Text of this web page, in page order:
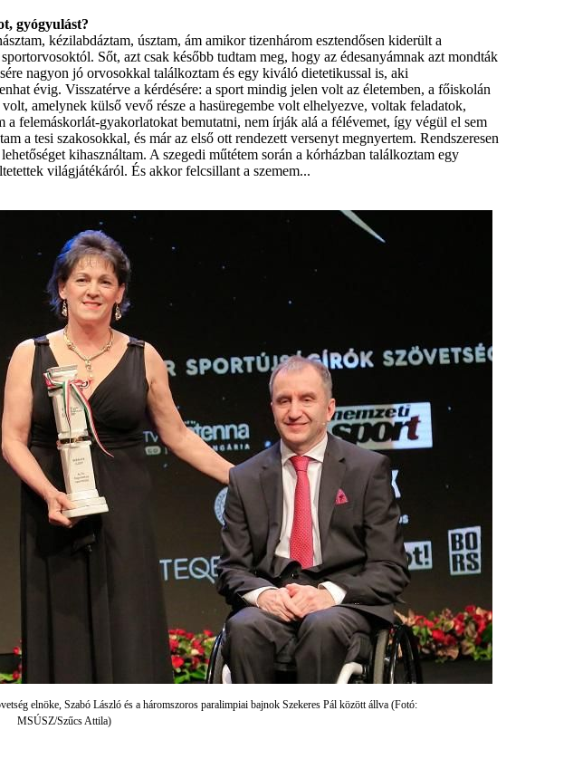
gyógyulást?
kézilabdáztam, úsztam, ám amikor tizenhárom esztendősen kiderült a
Sőt, azt csak később tudtam meg, hogy az édesanyámnak azt mondták
nagyon jó orvosokkal találkoztam és egy kiváló dietetikussal is, aki
évig. Visszatérve a kérdésére: a sport mindig jelen volt az életemben, a főiskolán
amelynek külső vevő része a hasüregembe volt elhelyezve, voltak feladatok,
felemáskorlát-gyakorlatokat bemutatni, nem írják alá a félévemet, így végül el sem
a tesi szakosokkal, és már az első ott rendezett versenyt megnyertem. Rendszeresen
kihasználtam. A szegedi műtétem során a kórházban találkoztam egy
világjátékáról. És akkor felcsillant a szemem...
elnöke, Szabó László és a háromszoros paralimpiai bajnok Szekeres Pál között állva (Fotó:
MSÚSZ/Szűcs Attila)